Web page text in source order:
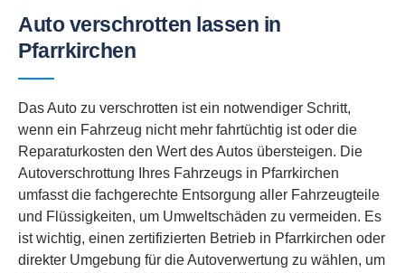
Auto verschrotten lassen in
Pfarrkirchen
Das Auto zu verschrotten ist ein notwendiger Schritt,
wenn ein Fahrzeug nicht mehr fahrtüchtig ist oder die
Reparaturkosten den Wert des Autos übersteigen. Die
Autoverschrottung Ihres Fahrzeugs in Pfarrkirchen
umfasst die fachgerechte Entsorgung aller Fahrzeugteile
und Flüssigkeiten, um Umweltschäden zu vermeiden. Es
ist wichtig, einen zertifizierten Betrieb in Pfarrkirchen oder
direkter Umgebung für die Autoverwertung zu wählen, um